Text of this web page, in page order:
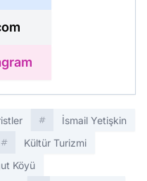
İsmail Yetişkin
Kültür Turizmi
Köyü